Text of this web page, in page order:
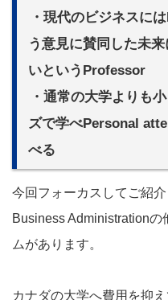
・現代のビジネスに
う意見に賛同した未
いというProfessor
・通常の大学よりも
ズで学べPersonal
べる
今回フォーカスしてご紹
Business Administration
ムがあります。
カナダの大学へ費用を抑